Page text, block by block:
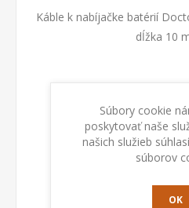
Káble k nabíjačke batérií
dĺžka 10
Dostupnosť:
Súbory cookie
poskytovať naše
našich služieb
súborov
OK